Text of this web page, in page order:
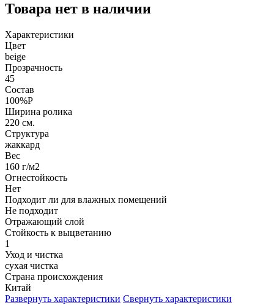
Товара нет в наличии
Характеристики
Цвет
beige
Прозрачность
45
Состав
100%P
Ширина ролика
220 см.
Структура
жаккард
Вес
160 г/м2
Огнестойкость
Нет
Подходит ли для влажных помещений
Не подходит
Отражающий слой
Стойкость к выцветанию
1
Уход и чистка
сухая чистка
Страна происхождения
Китай
Развернуть характеристики Свернуть характеристики